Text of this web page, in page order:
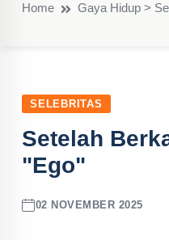
Home Gaya Hidup >
SELEBRITAS
Setelah
"Ego"
02 NOVEMBER 2025